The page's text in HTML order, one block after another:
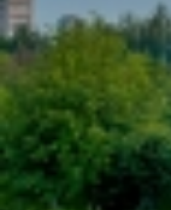
Фото
Фото
Каталог